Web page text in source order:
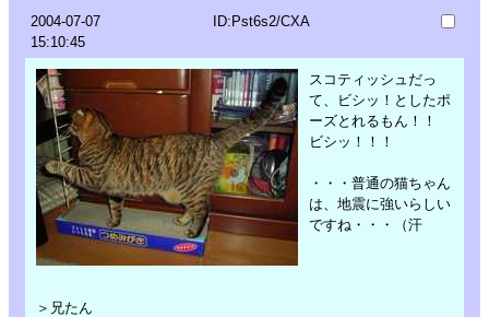
2004-07-07
15:10:45
ID:Pst6s2/CXA
スコティッシュだっ
て、ビシッ！としたポ
ーズとれるもん！！
ビシッ！！！
・・・普通の猫ちゃん
は、地震に強いらしい
ですね・・・（汗
＞兄たん